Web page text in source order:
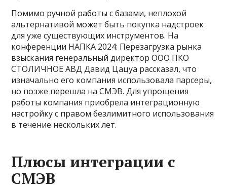
Помимо ручной работы с базами, неплохой
альтернативой может быть покупка надстроек
для уже существующих инструментов. На
конференции НАПКА 2024: Перезагрузка рынка
взыскания генеральный директор ООО ПКО
СТОЛИЧНОЕ АВД Давид Цацуа рассказал, что
изначально его компания использовала парсеры,
но позже перешла на СМЭВ. Для упрощения
работы компания приобрела интеграционную
настройку с правом безлимитного использования
в течение нескольких лет.
Плюсы интеграции с
СМЭВ